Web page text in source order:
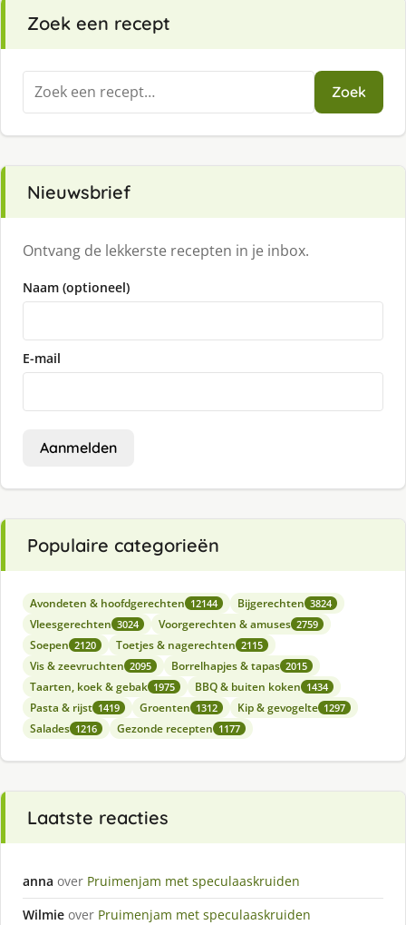
Zoek een recept
Zoeken
naar:
Zoek
Nieuwsbrief
Ontvang de lekkerste recepten in je inbox.
Naam (optioneel)
E-mail
Aanmelden
Populaire categorieën
Avondeten & hoofdgerechten 12144 Bijgerechten 3824
Vleesgerechten 3024 Voorgerechten & amuses 2759
Soepen 2120 Toetjes & nagerechten 2115
Vis & zeevruchten 2095 Borrelhapjes & tapas 2015
Taarten, koek & gebak 1975 BBQ & buiten koken 1434
Pasta & rijst 1419 Groenten 1312 Kip & gevogelte 1297
Salades 1216 Gezonde recepten 1177
Laatste reacties
anna over Pruimenjam met speculaaskruiden
Wilmie over Pruimenjam met speculaaskruiden